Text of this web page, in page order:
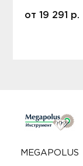
от 19 291 р.
MEGAPOLUS